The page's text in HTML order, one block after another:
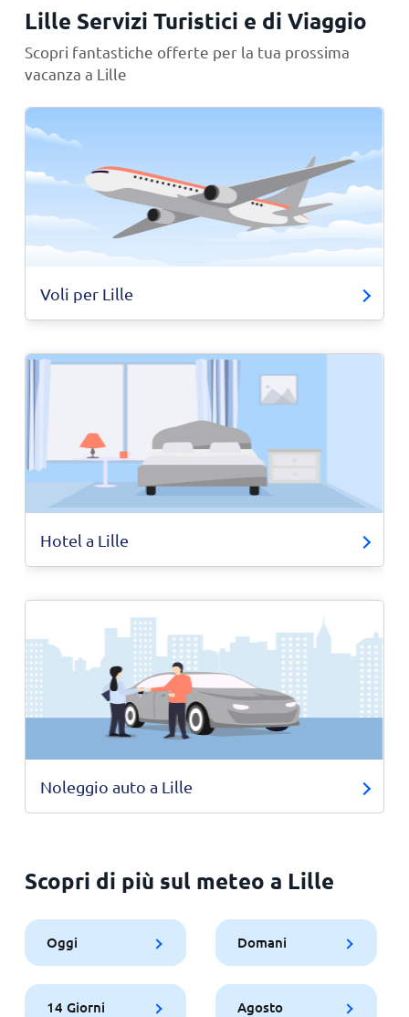
Lille Servizi Turistici e di Viaggio
Scopri fantastiche offerte per la tua prossima
vacanza a Lille
Voli per Lille
Hotel a Lille
Noleggio auto a Lille
Scopri di più sul meteo a Lille
Oggi Domani
14 Giorni Agosto